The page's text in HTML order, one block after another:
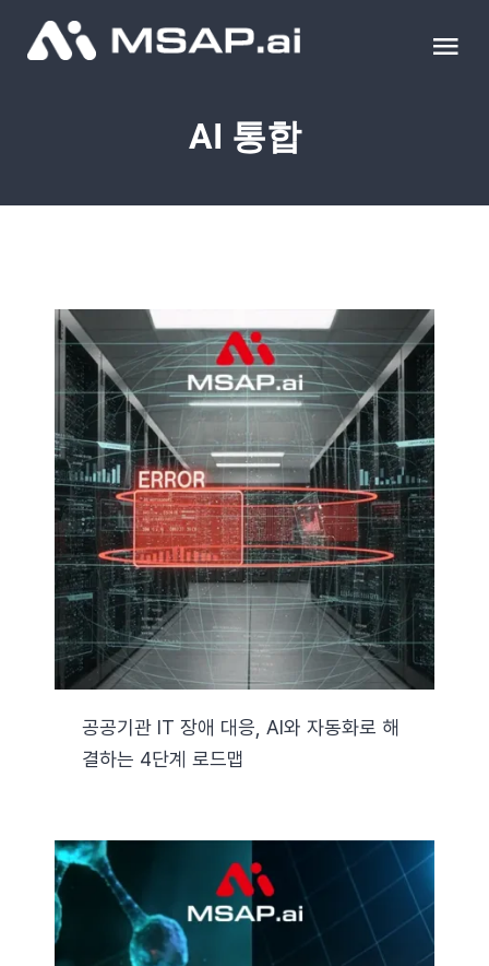
조달물품
교육
이벤트 & 세미나
블로그
자료실
기술지원
Search
AI 통합
공공기관 IT 장애 대응, AI와 자동화로 해
결하는 4단계 로드맵